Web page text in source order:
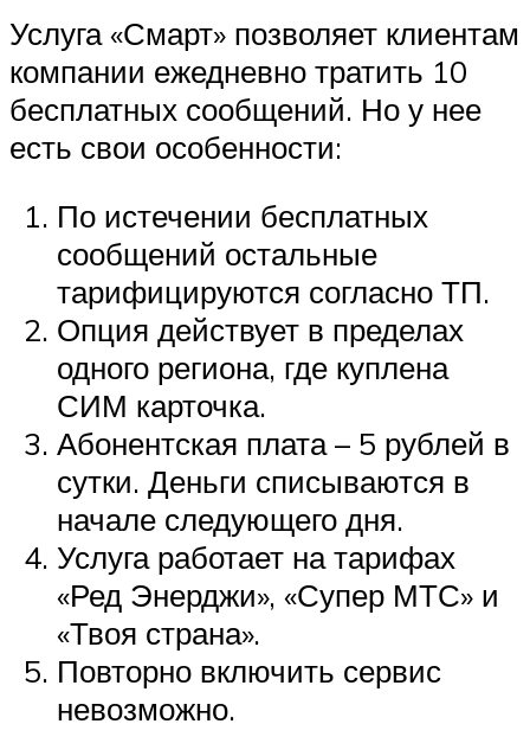
Услуга «Смарт» позволяет клиентам
компании ежедневно тратить 10
бесплатных сообщений. Но у нее
есть свои особенности:
По истечении бесплатных
сообщений остальные
тарифицируются согласно ТП.
Опция действует в пределах
одного региона, где куплена
СИМ карточка.
Абонентская плата – 5 рублей в
сутки. Деньги списываются в
начале следующего дня.
Услуга работает на тарифах
«Ред Энерджи», «Супер МТС» и
«Твоя страна».
Повторно включить сервис
невозможно.